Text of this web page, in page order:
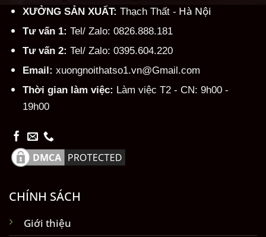
XƯỞNG SẢN XUẤT: Thạch Thất - Hà Nội
Tư vấn 1: Tel/ Zalo: 0826.888.181
Tư vấn 2: Tel/ Zalo: 0395.604.220
Email: xuongnoithatso1.vn@Gmail.com
Thời gian làm việc: Làm việc T2 - CN: 9h00 -
19h00
CHÍNH SÁCH
Giới thiệu